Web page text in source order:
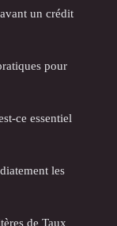
un crédit
pour
ce essentiel
les
de Taux